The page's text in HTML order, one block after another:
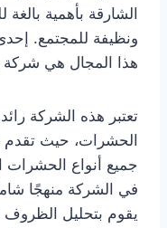
الشارقة بأهمية
ونظيفة للمجتمع.
هذا المجال هي
تعتبر هذه الشركة
الحشرات، حيث تقدم
جميع أنواع
في الشركة منهجًا
يقوم بتحليل الظروف